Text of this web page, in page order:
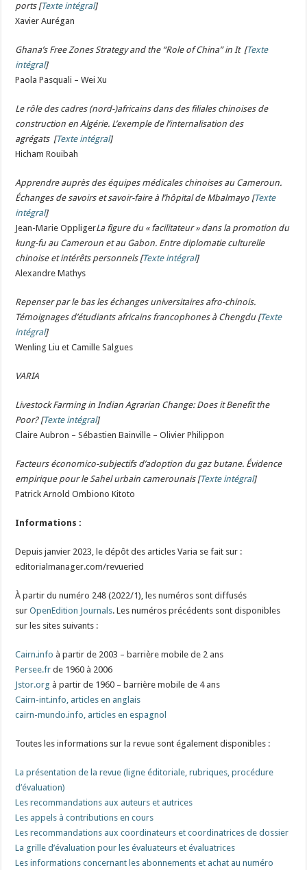
ports [Texte intégral]
Xavier Aurégan
Ghana’s Free Zones Strategy and the “Role of China” in It [Texte
intégral]
Paola Pasquali – Wei Xu
Le rôle des cadres (nord-)africains dans des filiales chinoises de
construction en Algérie. L’exemple de l’internalisation des
agrégats [Texte intégral]
Hicham Rouibah
Apprendre auprès des équipes médicales chinoises au Cameroun.
Échanges de savoirs et savoir-faire à l’hôpital de Mbalmayo [Texte
intégral]
Jean-Marie OppligerLa figure du « facilitateur » dans la promotion du
kung-fu au Cameroun et au Gabon. Entre diplomatie culturelle
chinoise et intérêts personnels [Texte intégral]
Alexandre Mathys
Repenser par le bas les échanges universitaires afro-chinois.
Témoignages d’étudiants africains francophones à Chengdu [Texte
intégral]
Wenling Liu et Camille Salgues
VARIA
Livestock Farming in Indian Agrarian Change: Does it Benefit the
Poor? [Texte intégral]
Claire Aubron – Sébastien Bainville – Olivier Philippon
Facteurs économico-subjectifs d’adoption du gaz butane. Évidence
empirique pour le Sahel urbain camerounais [Texte intégral]
Patrick Arnold Ombiono Kitoto
Informations :
Depuis janvier 2023, le dépôt des articles Varia se fait sur :
editorialmanager.com/revueried
À partir du numéro 248 (2022/1), les numéros sont diffusés
surOpenEdition Journals. Les numéros précédents sont disponibles
sur les sites suivants :
Cairn.info à partir de 2003 – barrière mobile de 2 ans
Persee.fr de 1960 à 2006
Jstor.org à partir de 1960 – barrière mobile de 4 ans
Cairn-int.info, articles en anglais
cairn-mundo.info, articles en espagnol
Toutes les informations sur la revue sont également disponibles :
La présentation de la revue (ligne éditoriale, rubriques, procédure
d’évaluation)
Les recommandations aux auteurs et autrices
Les appels à contributions en cours
Les recommandations aux coordinateurs et coordinatrices de dossier
La grille d’évaluation pour les évaluateurs et évaluatrices
Les informations concernant les abonnements et achat au numéro